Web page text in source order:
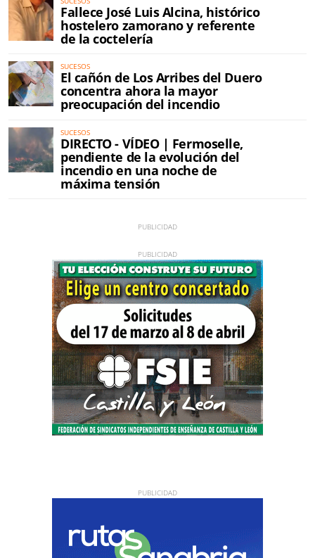
Fallece José Luis Alcina, histórico
hostelero zamorano y referente
de la coctelería
SUCESOS
El cañón de Los Arribes del Duero
concentra ahora la mayor
preocupación del incendio
SUCESOS
DIRECTO - VÍDEO | Fermoselle,
pendiente de la evolución del
incendio en una noche de
máxima tensión